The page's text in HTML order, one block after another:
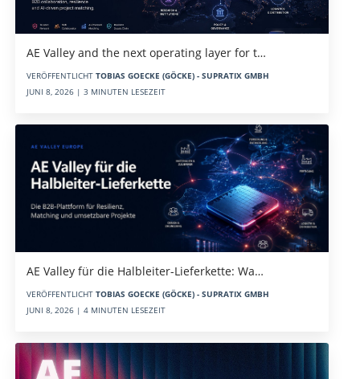
AE Valley and the next operating layer for t…
VERÖFFENTLICHT TOBIAS GOECKE (GÖCKE) - SUPRATIX GMBH
JUNI 8, 2026 | 3 MINUTEN LESEZEIT
AE Valley für die Halbleiter-Lieferkette: Wa…
VERÖFFENTLICHT TOBIAS GOECKE (GÖCKE) - SUPRATIX GMBH
JUNI 8, 2026 | 4 MINUTEN LESEZEIT